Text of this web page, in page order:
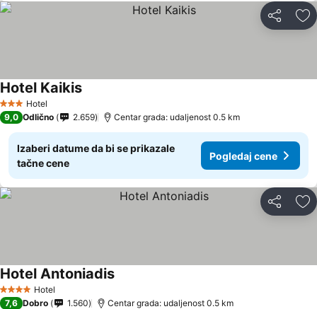
Deli
3 Zvezdice
Hotel
Hotel Kaikis
9,0 Odlično 2.659 Centar grada: udaljenost 0.5 km
Izaberi datume da bi se prikazale
tačne cene
Pogledaj cene
Deli
4 ZvezdiceHotel
Hotel Antoniadis
7,6 Dobro 1.560 Centar grada: udaljenost 0.5 km